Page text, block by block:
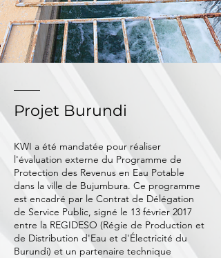
Projet Burundi
KWI a été mandatée pour réaliser
l'évaluation externe du Programme de
Protection des Revenus en Eau Potable
dans la ville de Bujumbura. Ce programme
est encadré par le Contrat de Délégation
de Service Public, signé le 13 février 2017
entre la REGIDESO (Régie de Production et
de Distribution d'Eau et d'Électricité du
Burundi) et un partenaire technique